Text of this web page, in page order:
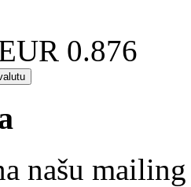
0.876
našu